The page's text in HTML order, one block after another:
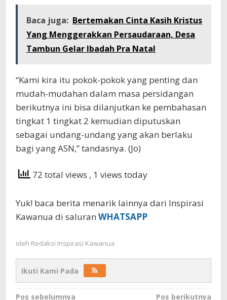
Baca juga: Bertemakan Cinta Kasih Kristus
Yang Menggerakkan Persaudaraan, Desa
Tambun Gelar Ibadah Pra Natal
“Kami kira itu pokok-pokok yang penting dan
mudah-mudahan dalam masa persidangan
berikutnya ini bisa dilanjutkan ke pembahasan
tingkat 1 tingkat 2 kemudian diputuskan
sebagai undang-undang yang akan berlaku
bagi yang ASN,” tandasnya. (Jo)
72 total views , 1 views today
Yuk! baca berita menarik lainnya dari Inspirasi
Kawanua di saluran WHATSAPP
oleh Redaksi Inspirasi Kawanua
Ikuti Kami Pada
Pos sebelumnya Pos berikutnya